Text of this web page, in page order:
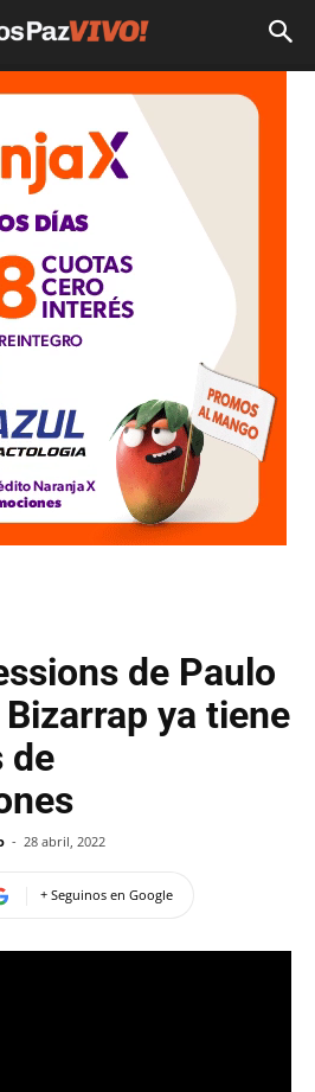
de Paulo
ya tiene
de
- 28 abril, 2022
+ Seguinos en Google